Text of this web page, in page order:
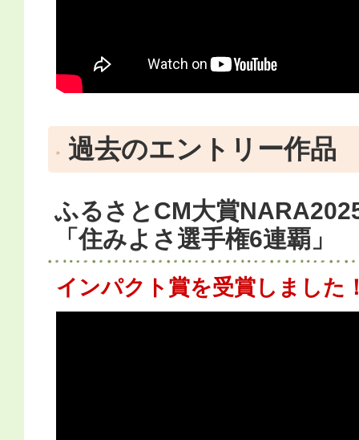
過去のエントリー作品
ふるさとCM大賞
「住みよさ選手権6連覇」
インパクト賞を受賞しました